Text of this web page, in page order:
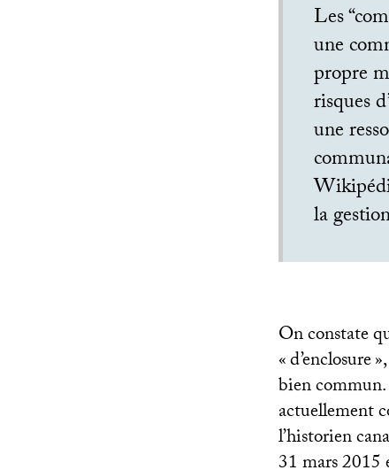
Les
une
propre
risques
une
la
On constate
«d’enclosure
bien
actuellement
l’historien